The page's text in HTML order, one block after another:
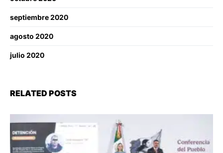
septiembre 2020
agosto 2020
julio 2020
RELATED POSTS